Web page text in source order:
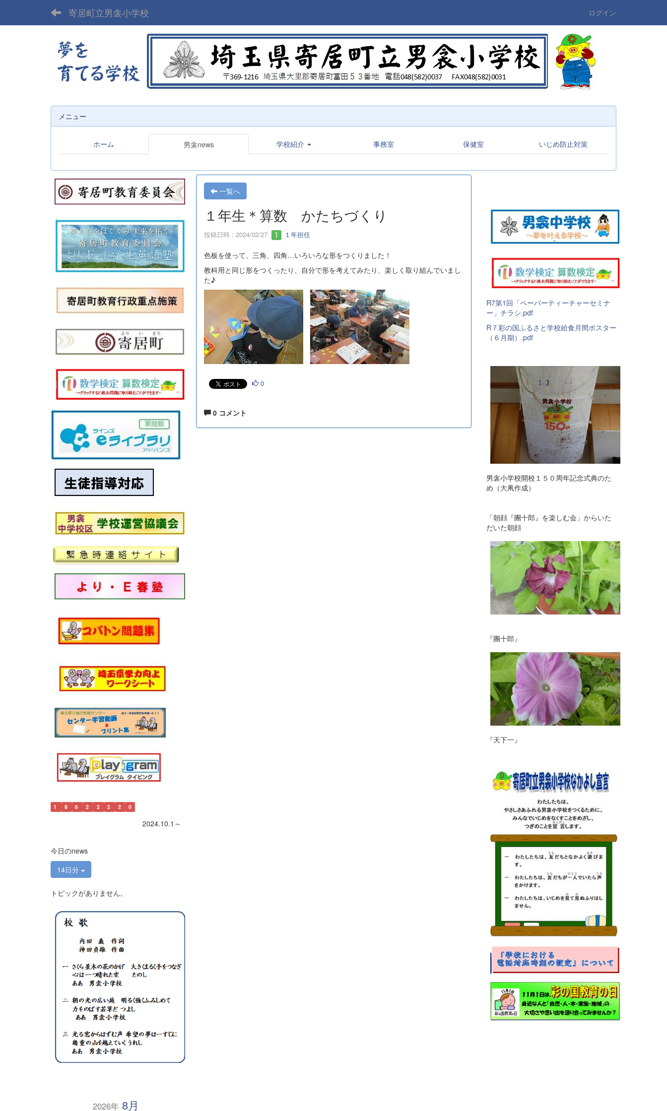
寄居町立男衾小学校 ログイン
メニュー
ホーム 男衾news 学校紹介 事務室 保健室 いじめ防止対策
一覧へ
１年生＊算数 かたちづくり
投稿日時 : 2024/02/27 １年担任
色板を使って、三角、四角…いろいろな形をつくりました！
教科用と同じ形をつくったり、自分で形を考えてみたり、楽しく取り組んでいまし
た♪
0
0 コメント
1 8 6 2 2 2 2 0
2024.10.1～
今日のnews
14日分
トピックがありません。
2026年8月
R7第1回「ペーパーティーチャーセミナ
ー」チラシ.pdf
R７彩の国ふるさと学校給食月間ポスター
（６月期）.pdf
男衾小学校開校１５０周年記念式典のた
め（大凧作成）
「朝顔『團十郎』を楽しむ会」からいた
だいた朝顔
『團十郎』
『天下一』